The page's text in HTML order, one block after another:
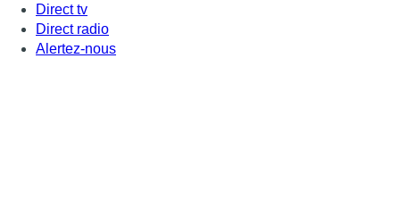
Direct tv
Direct radio
Alertez-nous